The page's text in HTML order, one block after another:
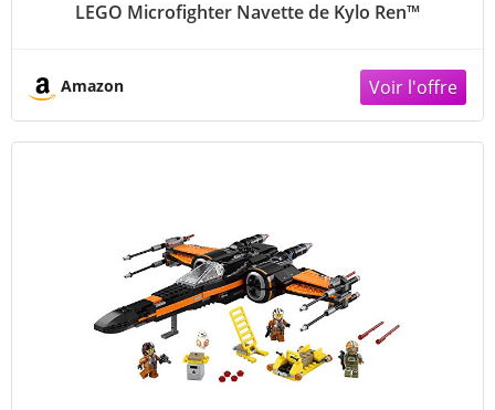
LEGO Microfighter Navette de Kylo Ren™
Amazon